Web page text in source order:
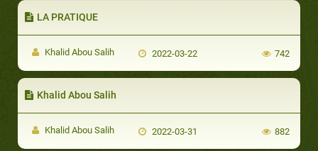
LA PRATIQUE
Khalid Abou Salih 2022-03-22 742
Khalid Abou Salih
Khalid Abou Salih 2022-03-31 882